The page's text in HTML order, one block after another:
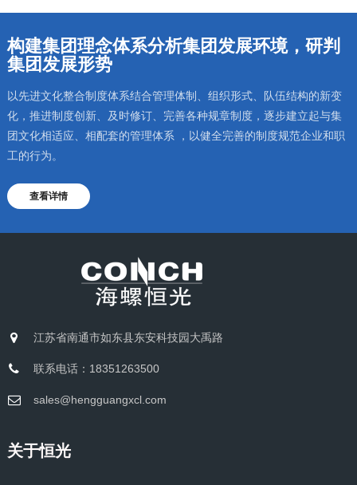
构建集团理念体系分析集团发展环境，研判
集团发展形势
以先进文化整合制度体系结合管理体制、组织形式、队伍结构的新变
化，推进制度创新、及时修订、完善各种规章制度，逐步建立起与集
团文化相适应、相配套的管理体系 ，以健全完善的制度规范企业和职
工的行为。
查看详情
江苏省南通市如东县东安科技园大禹路
联系电话：18351263500
sales@hengguangxcl.com
关于恒光